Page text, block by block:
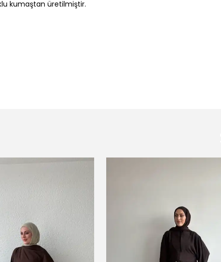
kumaştan üretilmiştir.